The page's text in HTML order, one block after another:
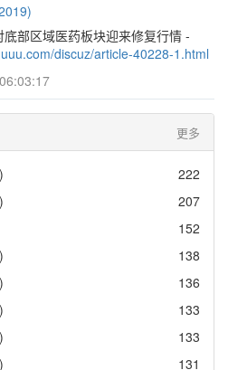
部区域医药板块迎来修复行情 -
discuz/article-40228-1.html
更多
222
207
152
138
136
133
133
131